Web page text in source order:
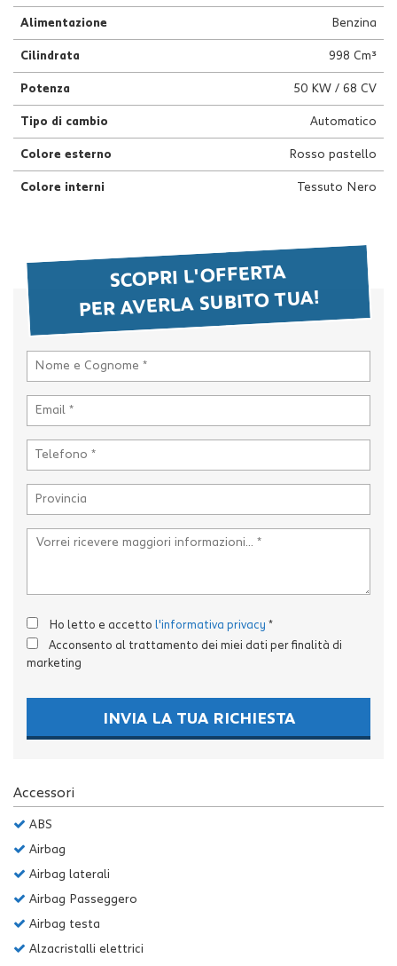
Alimentazione Benzina
Cilindrata 998 Cm³
Potenza 50 KW / 68 CV
Tipo di cambio Automatico
Colore esterno Rosso pastello
Colore interni Tessuto Nero
SCOPRI L'OFFERTA
PER AVERLA SUBITO TUA!
Ho letto e accetto l'informativa privacy *
Acconsento al trattamento dei miei dati per finalità di
marketing
INVIA LA TUA RICHIESTA
Accessori
ABS
Airbag
Airbag laterali
Airbag Passeggero
Airbag testa
Alzacristalli elettrici
questi
di
tracciamento
si
rimanda
alla
cookie
policy.
rivedere
tue
scelte
in
qualsiasi
momento.
Cookie delle preferenze
Cookie analitici
Cookie di marketing
la
le
impostazioni